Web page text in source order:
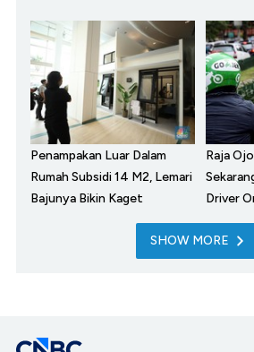
Penampakan Luar Dalam
Rumah Subsidi 14 M2, Lemari
Bajunya Bikin Kaget
Raja
Driver
SHOW MORE